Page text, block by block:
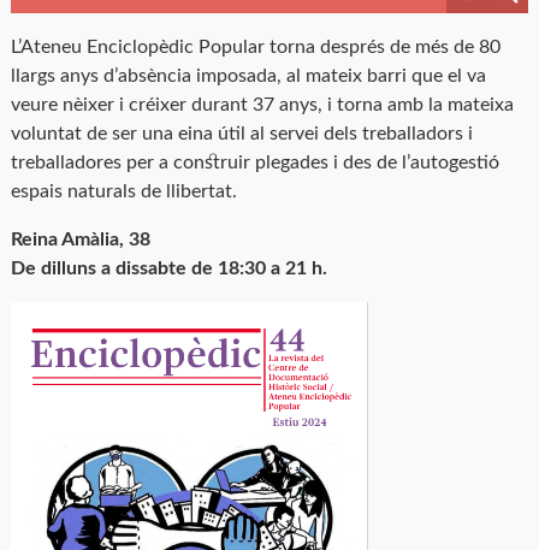
L’Ateneu Enciclopèdic Popular torna després de més de 80
llargs anys d’absència imposada, al mateix barri que el va
veure nèixer i créixer durant 37 anys, i torna amb la mateixa
voluntat de ser una eina útil al servei dels treballadors i
treballadores per a construir plegades i des de l’autogestió
espais naturals de llibertat.
Reina Amàlia, 38
De dilluns a dissabte de 18:30 a 21 h.